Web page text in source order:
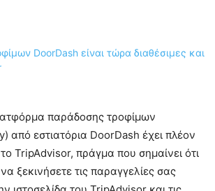
παράδοσης τροφίμων
από εστιατόρια DoorDash έχει πλέον
TripAdvisor, πράγμα που σημαίνει ότι
ξεκινήσετε τις παραγγελίες σας